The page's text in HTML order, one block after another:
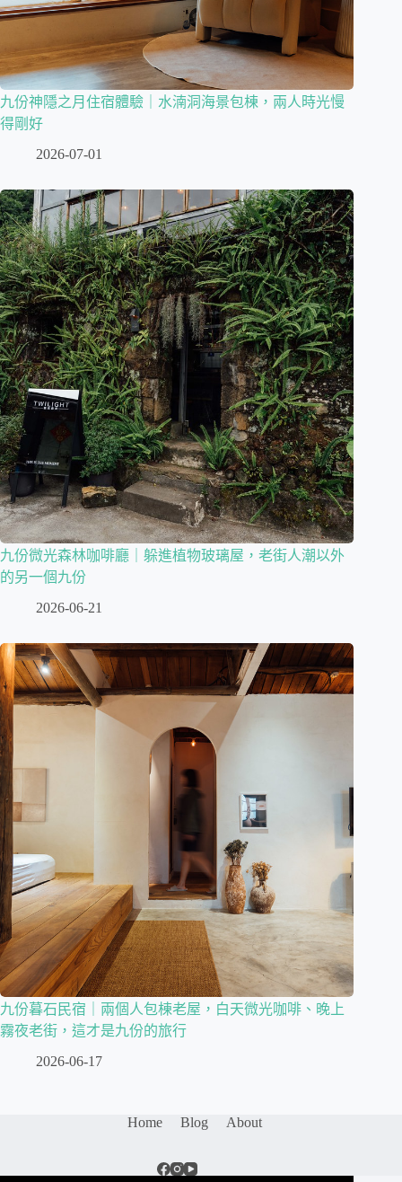
九份神隱之月住宿體驗｜水湳洞海景包棟，兩人時光慢
得剛好
2026-07-01
九份微光森林咖啡廳｜躲進植物玻璃屋，老街人潮以外
的另一個九份
2026-06-21
九份暮石民宿｜兩個人包棟老屋，白天微光咖啡、晚上
霧夜老街，這才是九份的旅行
2026-06-17
Home Blog About